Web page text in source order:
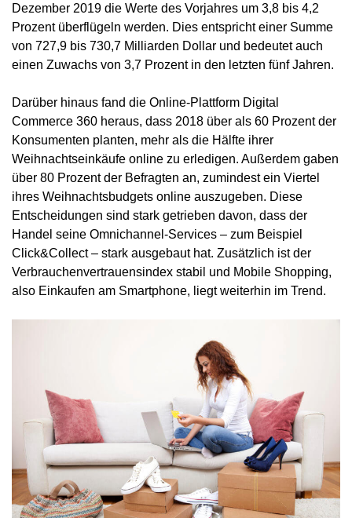
Dezember 2019 die Werte des Vorjahres um 3,8 bis 4,2
Prozent überflügeln werden. Dies entspricht einer Summe
von 727,9 bis 730,7 Milliarden Dollar und bedeutet auch
einen Zuwachs von 3,7 Prozent in den letzten fünf Jahren.
Darüber hinaus fand die Online-Plattform Digital
Commerce 360 heraus, dass 2018 über als 60 Prozent der
Konsumenten planten, mehr als die Hälfte ihrer
Weihnachtseinkäufe online zu erledigen. Außerdem gaben
über 80 Prozent der Befragten an, zumindest ein Viertel
ihres Weihnachtsbudgets online auszugeben. Diese
Entscheidungen sind stark getrieben davon, dass der
Handel seine Omnichannel-Services – zum Beispiel
Click&Collect – stark ausgebaut hat. Zusätzlich ist der
Verbrauchenvertrauensindex stabil und Mobile Shopping,
also Einkaufen am Smartphone, liegt weiterhin im Trend.